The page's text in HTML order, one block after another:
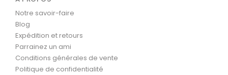
Notre savoir-faire
Blog
Expédition et retours
Parrainez un ami
Conditions générales de vente
Politique de confidentialité